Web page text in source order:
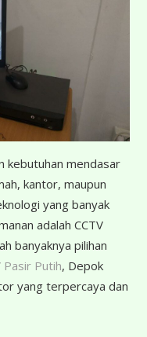
kebutuhan mendasar
kantor, maupun
yang banyak
adalah CCTV
banyaknya pilihan
Pasir Putih, Depok
yang terpercaya dan